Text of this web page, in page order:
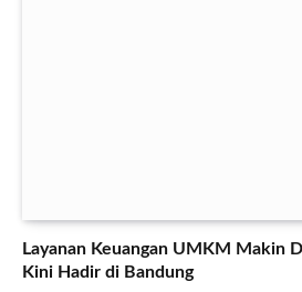
Layanan Keuangan UMKM Makin
Kini Hadir di Bandung